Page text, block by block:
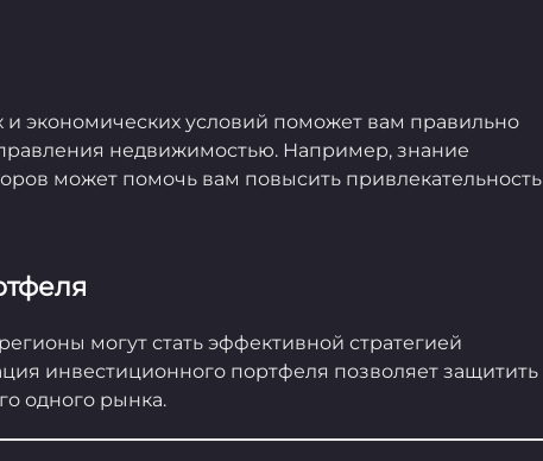
экономических условий поможет вам правильно
недвижимостью. Например, знание
может помочь вам повысить привлекательность
могут стать эффективной стратегией
инвестиционного портфеля позволяет защитить
одного рынка.